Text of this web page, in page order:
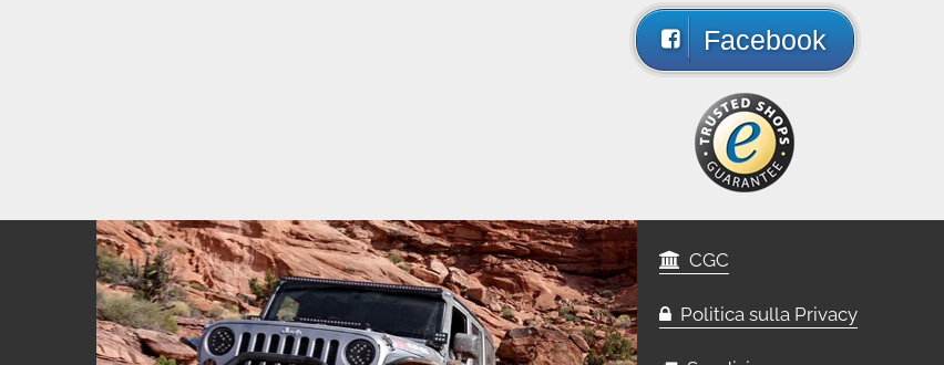
Facebook
CGC
Politica sulla Privacy